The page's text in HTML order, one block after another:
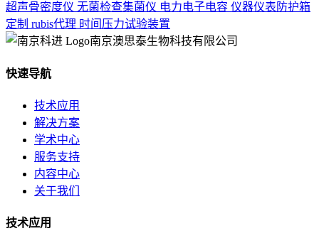
超声骨密度仪 无菌检查集菌仪 电力电子电容 仪器仪表防护箱
定制 rubis代理 时间压力试验装置
南京澳思泰生物科技有限公司
快速导航
技术应用
解决方案
学术中心
服务支持
内容中心
关于我们
技术应用